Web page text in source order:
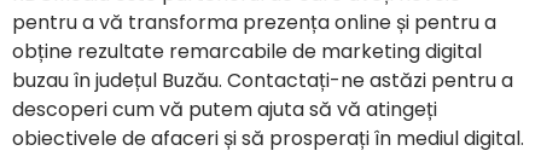
pentru a vă transforma prezența online și pentru a
obține rezultate remarcabile de marketing digital
buzau în județul Buzău. Contactați-ne astăzi pentru a
descoperi cum vă putem ajuta să vă atingeți
obiectivele de afaceri și să prosperați în mediul digital.